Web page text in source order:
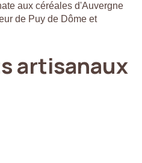
aux céréales d'Auvergne
de Puy de Dôme et
artisanaux